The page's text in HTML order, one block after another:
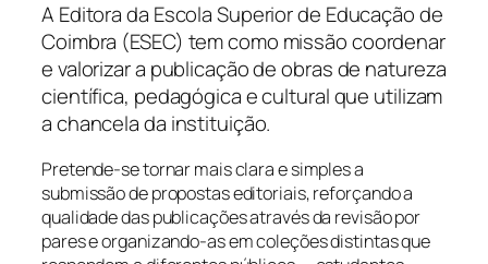
A Editora da Escola Superior de Educação de
Coimbra (ESEC) tem como missão coordenar
e valorizar a publicação de obras de natureza
científica, pedagógica e cultural que utilizam
a chancela da instituição.
Pretende-se tornar mais clara e simples a
submissão de propostas editoriais, reforçando a
qualidade das publicações através da revisão por
pares e organizando-as em coleções distintas que